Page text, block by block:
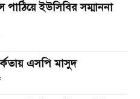
পাঠিয়ে ইউসিবির সম্মাননা
এসপি মাসুদ